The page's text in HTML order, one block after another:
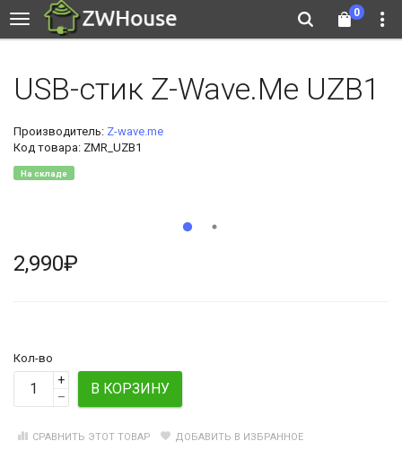
0
USB-стик Z-Wave.Me UZB1
Производитель: Z-wave.me
Код товара: ZMR_UZB1
На складе
2,990₽
Кол-во
+
–
В КОРЗИНУ
СРАВНИТЬ ЭТОТ ТОВАР ДОБАВИТЬ В ИЗБРАННОЕ